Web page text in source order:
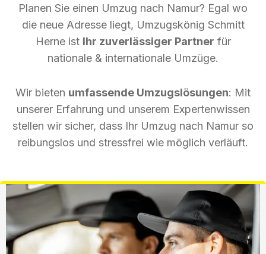
Planen Sie einen Umzug nach Namur? Egal wo
die neue Adresse liegt, Umzugskönig Schmitt
Herne ist Ihr zuverlässiger Partner für
nationale & internationale Umzüge.
Wir bieten umfassende Umzugslösungen: Mit
unserer Erfahrung und unserem Expertenwissen
stellen wir sicher, dass Ihr Umzug nach Namur so
reibungslos und stressfrei wie möglich verläuft.